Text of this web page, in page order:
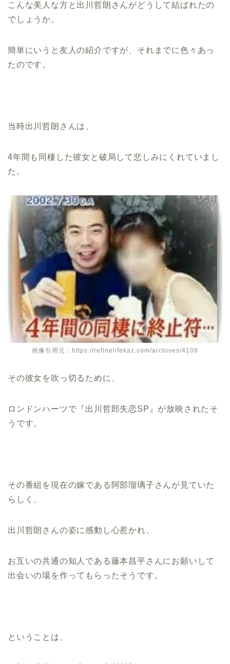
こんな美人な方と出川哲朗さんがどうして結ばれたの
でしょうか。
簡単にいうと友人の紹介ですが、それまでに色々あっ
たのです。
当時出川哲朗さんは、
4年間も同棲した彼女と破局して悲しみにくれていまし
た。
画像引用元：https://refinelifekaz.com/archives/4108
その彼女を吹っ切るために、
ロンドンハーツで『出川哲郎失恋SP』が放映されたそ
うです。
その番組を現在の嫁である阿部瑠璃子さんが見ていた
らしく、
出川哲朗さんの姿に感動し心惹かれ、
お互いの共通の知人である藤本昌平さんにお願いして
出会いの場を作ってもらったそうです。
ということは、